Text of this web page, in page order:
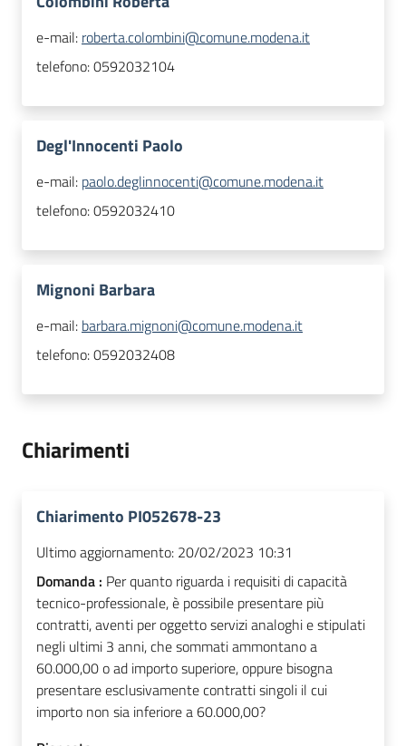
e-mail: roberta.colombini@comune.modena.it
telefono:0592032104
Degl'Innocenti Paolo
e-mail: paolo.deglinnocenti@comune.modena.it
telefono:0592032410
Mignoni Barbara
e-mail: barbara.mignoni@comune.modena.it
telefono:0592032408
Chiarimenti
Chiarimento PI052678-23
Ultimo aggiornamento: 20/02/2023 10:31
Domanda : Per quanto riguarda i requisiti di capacità
tecnico-professionale, è possibile presentare più
contratti, aventi per oggetto servizi analoghi e stipulati
negli ultimi 3 anni, che sommati ammontano a
60.000,00 o ad importo superiore, oppure bisogna
presentare esclusivamente contratti singoli il cui
importo non sia inferiore a 60.000,00?